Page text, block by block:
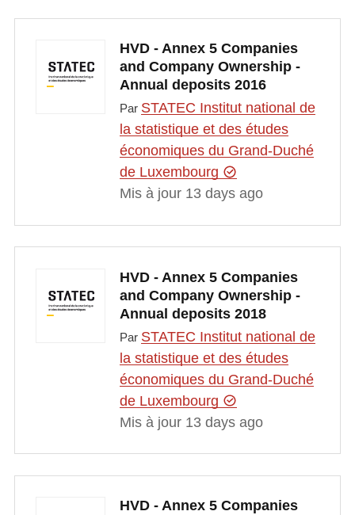
HVD - Annex 5 Companies
and Company Ownership -
Annual deposits 2016
Par STATEC Institut national de
la statistique et des études
économiques du Grand-Duché
de Luxembourg
Mis à jour 13 days ago
HVD - Annex 5 Companies
and Company Ownership -
Annual deposits 2018
Par STATEC Institut national de
la statistique et des études
économiques du Grand-Duché
de Luxembourg
Mis à jour 13 days ago
HVD - Annex 5 Companies